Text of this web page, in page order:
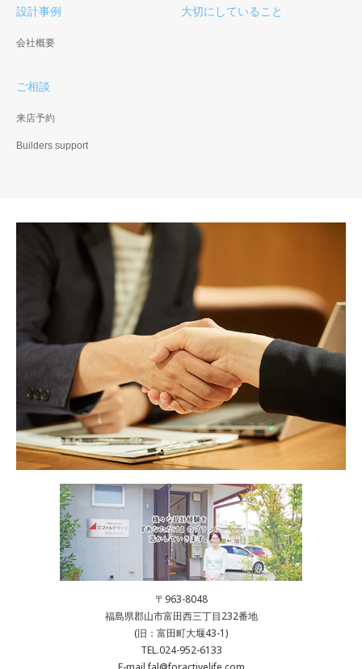
設計事例
会社概要
大切にしていること
ご相談
来店予約
Builders support
〒963-8048
福島県郡山市富田西三丁目232番地
(旧：富田町大堰43-1)
TEL.024-952-6133